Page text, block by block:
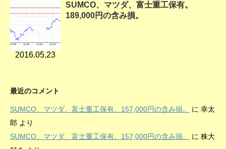
2016.05.23
SUMCO、マツダ、富士重工保有。
189,000円の含み損。
最近のコメント
SUMCO、マツダ、富士重工保有。157,000円の含み損。 に 幸太
郎 より
SUMCO、マツダ、富士重工保有。157,000円の含み損。
に 株大